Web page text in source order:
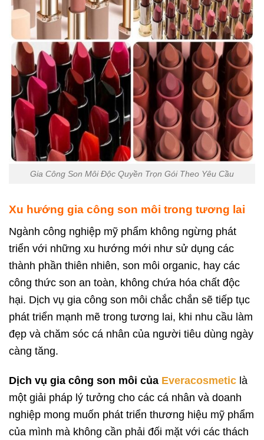
Gia Công Son Môi Độc Quyền Trọn Gói Theo Yêu Cầu
Xu hướng gia công son môi trong tương lai
Ngành công nghiệp mỹ phẩm không ngừng phát
triển với những xu hướng mới như sử dụng các
thành phần thiên nhiên, son môi organic, hay các
công thức son an toàn, không chứa hóa chất độc
hại. Dịch vụ gia công son môi chắc chắn sẽ tiếp tục
phát triển mạnh mẽ trong tương lai, khi nhu cầu làm
đẹp và chăm sóc cá nhân của người tiêu dùng ngày
càng tăng.
Dịch vụ gia công son môi của Everacosmetic là
một giải pháp lý tưởng cho các cá nhân và doanh
nghiệp mong muốn phát triển thương hiệu mỹ phẩm
của mình mà không cần phải đối mặt với các thách